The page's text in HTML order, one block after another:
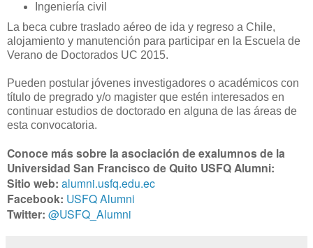
Ingeniería civil
La beca cubre traslado aéreo de ida y regreso a Chile,
alojamiento y manutención para participar en la Escuela de
Verano de Doctorados UC 2015.
Pueden postular jóvenes investigadores o académicos con
título de pregrado y/o magister que estén interesados en
continuar estudios de doctorado en alguna de las áreas de
esta convocatoria.
Conoce más sobre la asociación de exalumnos de la
Universidad San Francisco de Quito USFQ Alumni:
Sitio web: alumni.usfq.edu.ec
Facebook: USFQ Alumni
Twitter: @USFQ_Alumni